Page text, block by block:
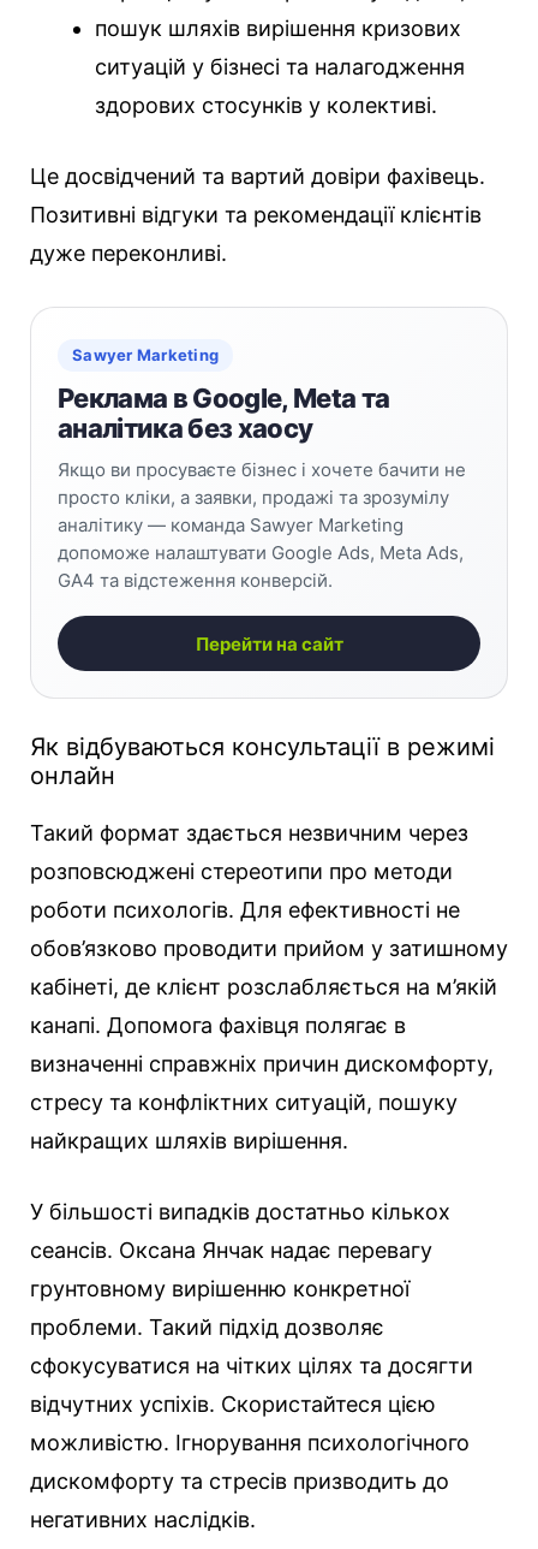
пошук шляхів вирішення кризових
ситуацій у бізнесі та налагодження
здорових стосунків у колективі.
Це досвідчений та вартий довіри фахівець.
Позитивні відгуки та рекомендації клієнтів
дуже переконливі.
Sawyer Marketing
Реклама в Google, Meta та
аналітика без хаосу
Якщо ви просуваєте бізнес і хочете бачити не
просто кліки, а заявки, продажі та зрозумілу
аналітику — команда Sawyer Marketing
допоможе налаштувати Google Ads, Meta Ads,
GA4 та відстеження конверсій.
Перейти на сайт
Як відбуваються консультації в режимі
онлайн
Такий формат здається незвичним через
розповсюджені стереотипи про методи
роботи психологів. Для ефективності не
обов’язково проводити прийом у затишному
кабінеті, де клієнт розслабляється на м’якій
канапі. Допомога фахівця полягає в
визначенні справжніх причин дискомфорту,
стресу та конфліктних ситуацій, пошуку
найкращих шляхів вирішення.
У більшості випадків достатньо кількох
сеансів. Оксана Янчак надає перевагу
грунтовному вирішенню конкретної
проблеми. Такий підхід дозволяє
сфокусуватися на чітких цілях та досягти
відчутних успіхів. Скористайтеся цією
можливістю. Ігнорування психологічного
дискомфорту та стресів призводить до
негативних наслідків.